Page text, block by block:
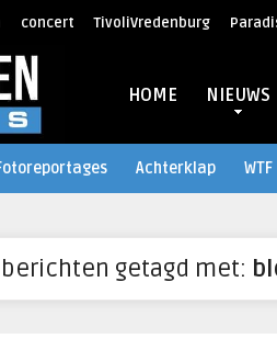
concert TivoliVredenburg
HOME NIEUWS
Achterklap WTF
getagd met: